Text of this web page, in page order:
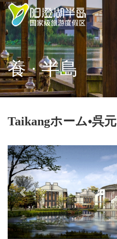
養 · 半島
Taikangホーム•呉元